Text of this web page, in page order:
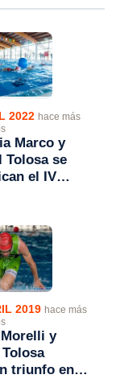
2022 hace más
Marco y
Tolosa se
el IV
2019 hace más
y
triunfo en el